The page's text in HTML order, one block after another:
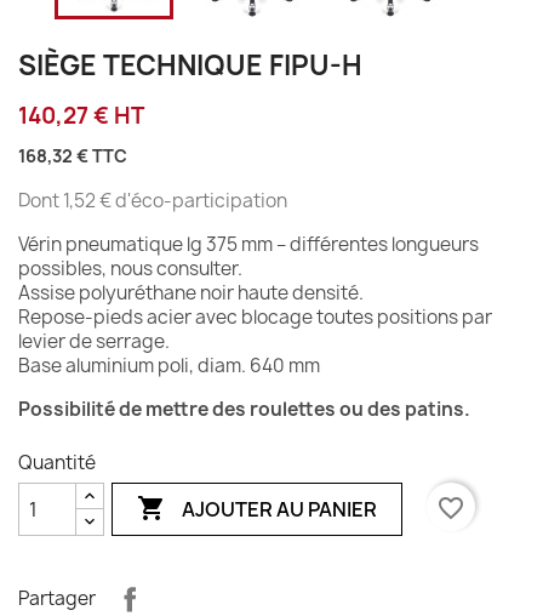
SIÈGE TECHNIQUE FIPU-H
140,27 € HT
168,32 €TTC
Dont 1,52 € d'éco-participation
Vérin pneumatique lg 375 mm – différentes longueurs
possibles, nous consulter.
Assise polyuréthane noir haute densité.
Repose-pieds acier avec blocage toutes positions par
levier de serrage.
Base aluminium poli, diam. 640 mm
Possibilité de mettre des roulettes ou des patins.
Quantité
 AJOUTER AU PANIER favorite_border
Partager